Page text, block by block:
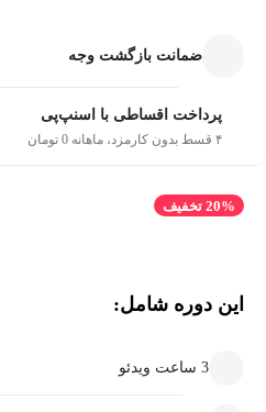
ضمانت بازگشت وجه
پرداخت اقساطی با اسنپ‌پی
۴ قسط بدون کارمزد، ماهانه 0 تومان
20% تخفیف
این دوره شامل:
3 ساعت ویدئو